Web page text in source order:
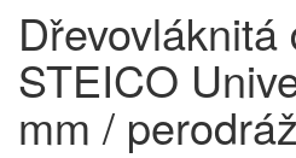
Dřevovláknitá
STEICO
mm /